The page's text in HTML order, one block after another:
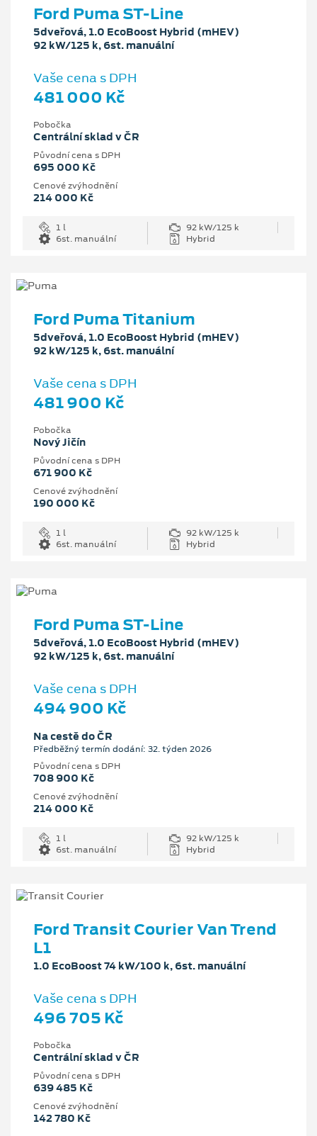
Ford Puma ST-Line
5dveřová, 1.0 EcoBoost Hybrid (mHEV)
92 kW/125 k, 6st. manuální
Vaše cena s DPH
481 000 Kč
Pobočka
Centrální sklad v ČR
Původní cena s DPH
695 000 Kč
Cenové zvýhodnění
214 000 Kč
1 l
92 kW/125 k
6st. manuální
Hybrid
Ford Puma Titanium
5dveřová, 1.0 EcoBoost Hybrid (mHEV)
92 kW/125 k, 6st. manuální
Vaše cena s DPH
481 900 Kč
Pobočka
Nový Jičín
Původní cena s DPH
671 900 Kč
Cenové zvýhodnění
190 000 Kč
1 l
92 kW/125 k
6st. manuální
Hybrid
Ford Puma ST-Line
5dveřová, 1.0 EcoBoost Hybrid (mHEV)
92 kW/125 k, 6st. manuální
Vaše cena s DPH
494 900 Kč
Na cestě do ČR
Předběžný termín dodání: 32. týden 2026
Původní cena s DPH
708 900 Kč
Cenové zvýhodnění
214 000 Kč
1 l
92 kW/125 k
6st. manuální
Hybrid
Ford Transit Courier Van Trend
L1
1.0 EcoBoost 74 kW/100 k, 6st. manuální
Vaše cena s DPH
496 705 Kč
Pobočka
Centrální sklad v ČR
Původní cena s DPH
639 485 Kč
Cenové zvýhodnění
142 780 Kč